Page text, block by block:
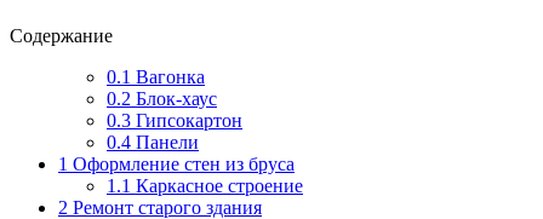
Содержание
0.1 Вагонка
0.2 Блок-хаус
0.3 Гипсокартон
0.4 Панели
1 Оформление стен из бруса
1.1 Каркасное строение
2 Ремонт старого здания